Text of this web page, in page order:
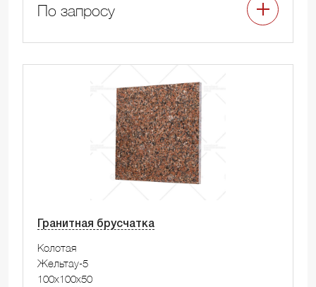
По запросу
Гранитная брусчатка
Колотая
Жельтау-5
100x100x50